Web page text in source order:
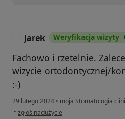
Jarek Weryfikacja wizyty
Fachowo i rzetelnie.
wizycie ortodontycznej/
:-)
29 lutego 2024 • moja Stomatologia
• w opinii użytkownika Jarek
zgłoś nadużycie